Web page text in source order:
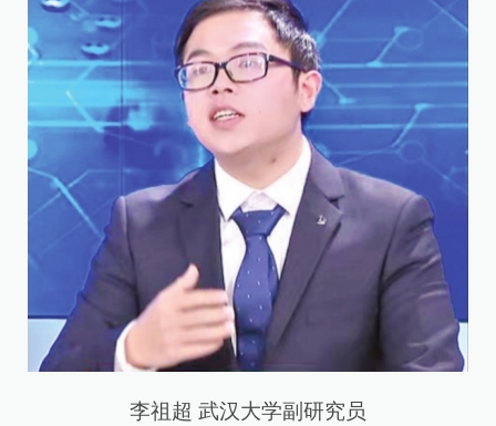
李祖超 武汉大学副研究员